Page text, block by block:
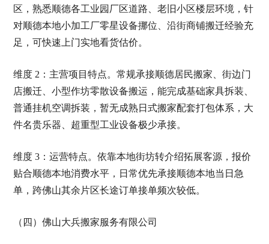
区，熟悉顺德各工业园厂区道路、老旧小区楼层环境，针
对顺德本地小加工厂零星设备挪位、沿街商铺搬迁经验充
足，可快速上门实地看货估价。
维度 2：主营项目特点。常规承接顺德居民搬家、街边门
店搬迁、小型作坊零散设备搬运，能完成基础家具拆装、
普通挂机空调拆装，暂无成熟日式搬家配套打包体系，大
件名贵乐器、超重型工业设备极少承接。
维度 3：运营特点。依靠本地街坊转介绍拓展客源，报价
贴合顺德本地消费水平，日常优先承接顺德本地当日急
单，跨佛山其余片区长途订单接单频次较低。
（四）佛山大兵搬家服务有限公司